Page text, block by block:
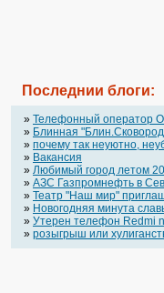
Последнии блоги:
» Телефонный оператор
» Блинная
» почему так неуютно,
» Вакансия
» Любимый город летом
» АЗС Газпромнефть в
» Театр "Наш мир"
» Новогодняя минута
» Утерен телефон Redmi
» розыгрыш или